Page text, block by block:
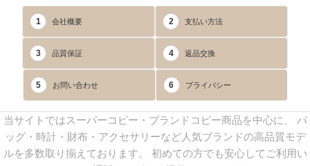
1 会社概要 2 支払い方法
3 品質保証 4 返品交換
5 お問い合わせ 6 プライバシー
当サイトではスーパーコピー・ブランドコピー商品を中心に、 バ
ッグ・時計・財布・アクセサリーなど人気ブランドの高品質モデ
ルを多数取り揃えております。 初めての方でも安心してご利用い